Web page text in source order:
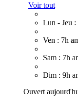
Voir tout
Lun - Jeu :
Ven : 7h
Sam : 7h
Dim : 9h
Ouvert